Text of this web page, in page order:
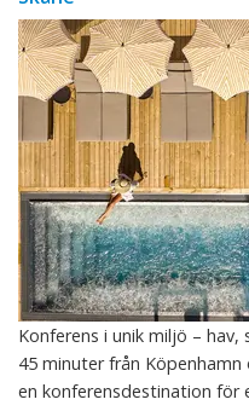
Konferens i unik miljö –
45 minuter från
en konferensdestination för